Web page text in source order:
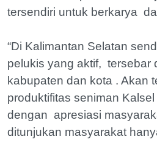
tersendiri untuk berkarya
“Di Kalimantan Selatan
pelukis yang aktif, tersebar
kabupaten dan kota . Akan
produktifitas seniman
dengan apresiasi
ditunjukan masyarakat